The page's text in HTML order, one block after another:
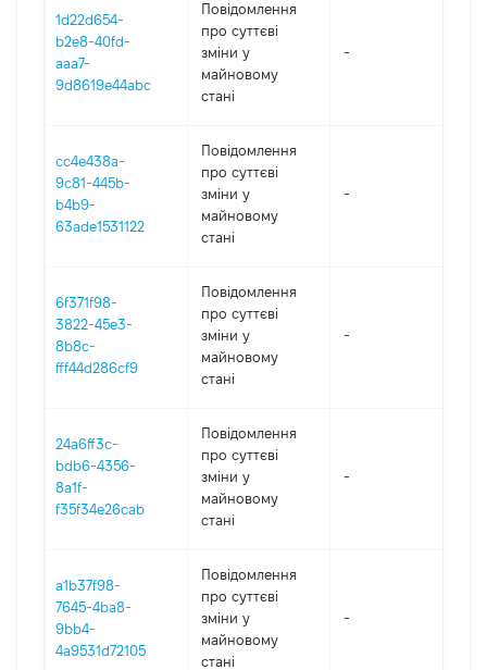
1d22d654-
b2e8-40fd-
aaa7-
9d8619e44abc
Повідомлення
про суттєві
зміни y
майновому
стані
-
cc4e438a-
9c81-445b-
b4b9-
63ade1531122
Повідомлення
про суттєві
зміни y
майновому
стані
-
6f371f98-
3822-45e3-
8b8c-
fff44d286cf9
Повідомлення
про суттєві
зміни y
майновому
стані
-
24a6ff3c-
bdb6-4356-
8a1f-
f35f34e26cab
Повідомлення
про суттєві
зміни y
майновому
стані
-
a1b37f98-
7645-4ba8-
9bb4-
4a9531d72105
Повідомлення
про суттєві
зміни y
майновому
стані
-